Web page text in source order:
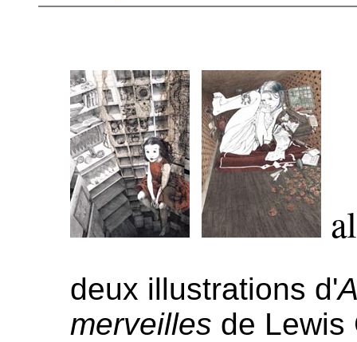
deux illustrations d'
merveilles de Lewis